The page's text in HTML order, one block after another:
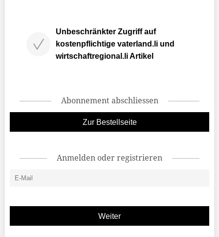
Unbeschränkter Zugriff auf
kostenpflichtige vaterland.li und
wirtschaftregional.li Artikel
Abonnement abschliessen
Zur Bestellseite
Anmelden oder registrieren